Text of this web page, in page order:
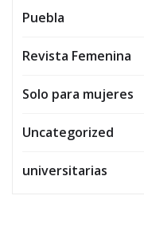
Puebla
Revista Femenina
Solo para mujeres
Uncategorized
universitarias